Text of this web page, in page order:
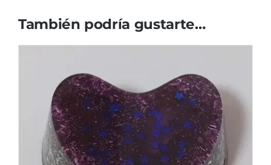
También podría gustarte…